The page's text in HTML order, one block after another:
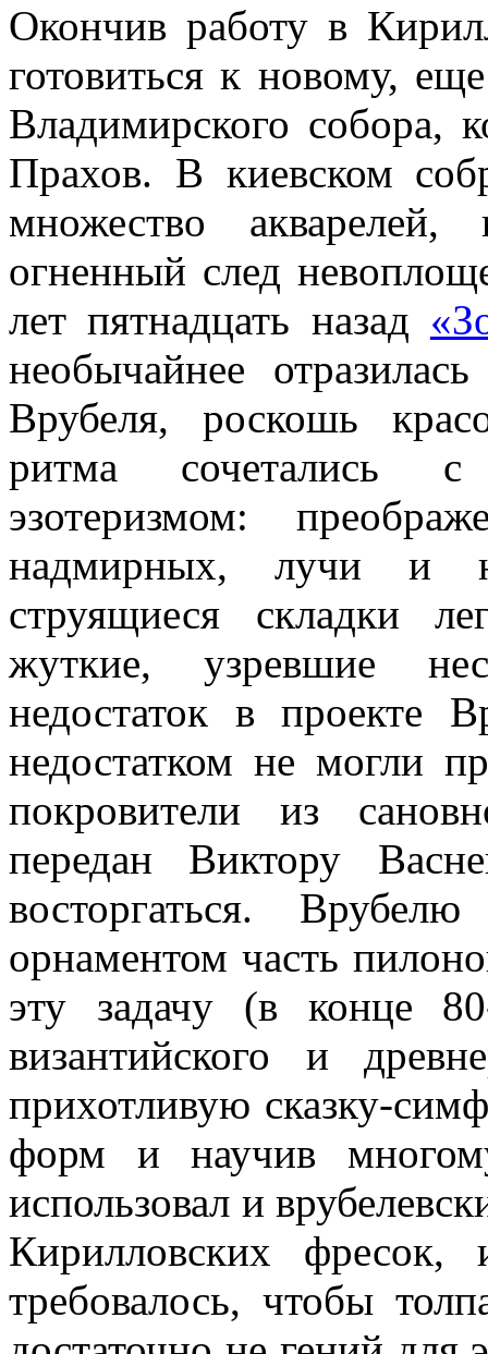
Окончив работу в
готовиться к новому,
Владимирского собора,
Прахов. В киевском
множество
огненный след
лет пятнадцать назад
необычайнее
Врубеля, роскошь
ритма сочетались с
эзотеризмом:
надмирных, лучи и
струящиеся складки
жуткие, узревшие
недостаток в проекте
недостатком не могли
покровители из
передан Виктору
восторгаться.
орнаментом часть
эту задачу (в конце
византийского и
прихотливую сказку-
форм и научив
использовал и
Кирилловских фресок,
требовалось, чтобы